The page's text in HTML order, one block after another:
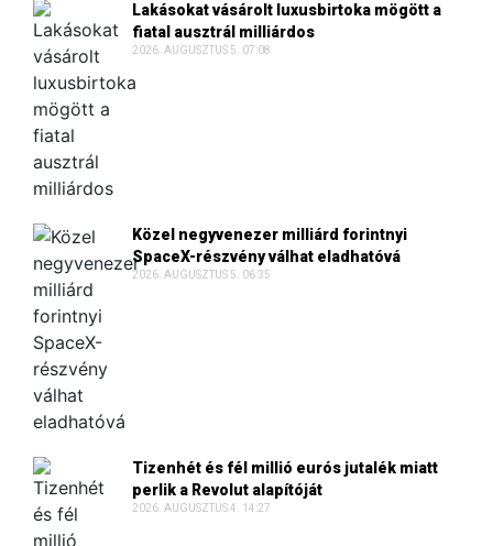
Lakásokat vásárolt luxusbirtoka mögött a
fiatal ausztrál milliárdos
2026. AUGUSZTUS 5. 07:08
Közel negyvenezer milliárd forintnyi
SpaceX-részvény válhat eladhatóvá
2026. AUGUSZTUS 5. 06:35
Tizenhét és fél millió eurós jutalék miatt
perlik a Revolut alapítóját
2026. AUGUSZTUS 4. 14:27